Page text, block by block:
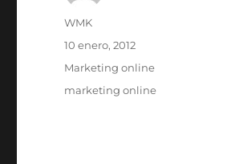
Autor
WMK
Publicado
10 enero, 2012
Categorías
Marketing online
Etiquetas
marketing online